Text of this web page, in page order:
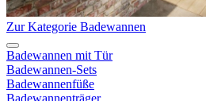
Zur Kategorie Badewannen
Badewannen mit Tür
Badewannen-Sets
Badewannenfüße